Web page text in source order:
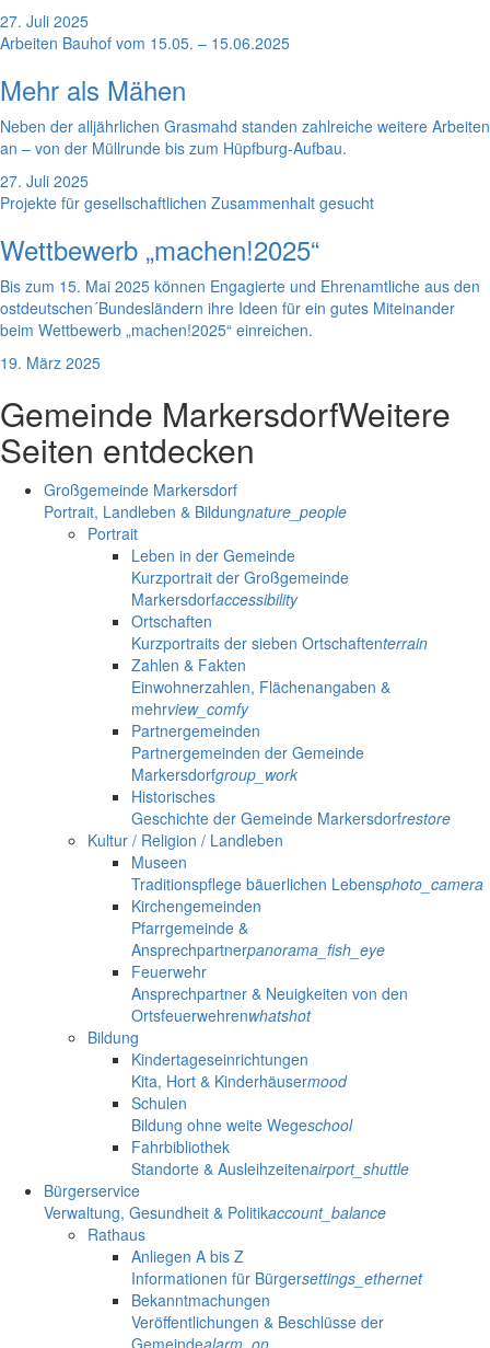
27. Juli 2025
Arbeiten Bauhof vom 15.05. – 15.06.2025
Mehr als Mähen
Neben der alljährlichen Grasmahd standen zahlreiche weitere Arbeiten
an – von der Müllrunde bis zum Hüpfburg-Aufbau.
27. Juli 2025
Projekte für gesellschaftlichen Zusammenhalt gesucht
Wettbewerb „machen!2025“
Bis zum 15. Mai 2025 können Engagierte und Ehrenamtliche aus den
ostdeutschen´Bundesländern ihre Ideen für ein gutes Miteinander
beim Wettbewerb „machen!2025“ einreichen.
19. März 2025
Gemeinde MarkersdorfWeitere
Seiten entdecken
Großgemeinde Markersdorf
Portrait, Landleben & Bildungnature_people
Portrait
Leben in der Gemeinde
Kurzportrait der Großgemeinde
Markersdorfaccessibility
Ortschaften
Kurzportraits der sieben Ortschaftenterrain
Zahlen & Fakten
Einwohnerzahlen, Flächenangaben &
mehrview_comfy
Partnergemeinden
Partnergemeinden der Gemeinde
Markersdorfgroup_work
Historisches
Geschichte der Gemeinde Markersdorfrestore
Kultur / Religion / Landleben
Museen
Traditionspflege bäuerlichen Lebensphoto_camera
Kirchengemeinden
Pfarrgemeinde &
Ansprechpartnerpanorama_fish_eye
Feuerwehr
Ansprechpartner & Neuigkeiten von den
Ortsfeuerwehrenwhatshot
Bildung
Kindertageseinrichtungen
Kita, Hort & Kinderhäusermood
Schulen
Bildung ohne weite Wegeschool
Fahrbibliothek
Standorte & Ausleihzeitenairport_shuttle
Bürgerservice
Verwaltung, Gesundheit & Politikaccount_balance
Rathaus
Anliegen A bis Z
Informationen für Bürgersettings_ethernet
Bekanntmachungen
Veröffentlichungen & Beschlüsse der
Gemeindealarm_on